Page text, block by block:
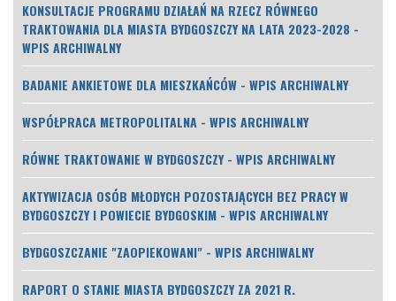
KONSULTACJE PROGRAMU DZIAŁAŃ NA RZECZ RÓWNEGO
TRAKTOWANIA DLA MIASTA BYDGOSZCZY NA LATA 2023-2028 -
WPIS ARCHIWALNY
BADANIE ANKIETOWE DLA MIESZKAŃCÓW - WPIS ARCHIWALNY
WSPÓŁPRACA METROPOLITALNA - WPIS ARCHIWALNY
RÓWNE TRAKTOWANIE W BYDGOSZCZY - WPIS ARCHIWALNY
AKTYWIZACJA OSÓB MŁODYCH POZOSTAJĄCYCH BEZ PRACY W
BYDGOSZCZY I POWIECIE BYDGOSKIM - WPIS ARCHIWALNY
BYDGOSZCZANIE "ZAOPIEKOWANI" - WPIS ARCHIWALNY
RAPORT O STANIE MIASTA BYDGOSZCZY ZA 2021 R.